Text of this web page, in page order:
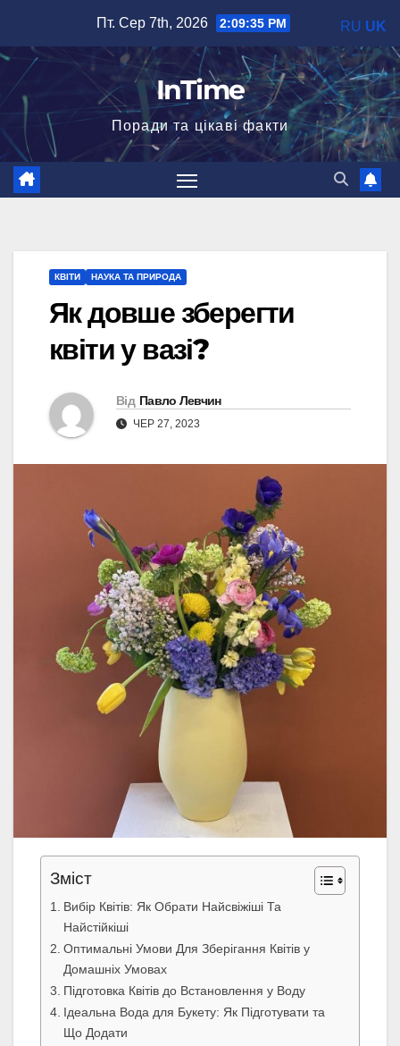
вмісту
Пт. Сер 7th, 2026 2:09:36 PM
InTime
Поради та цікаві факти
КВІТИ НАУКА ТА ПРИРОДА
Як довше зберегти
квіти у вазі?
Від Павло Левчин
ЧЕР 27, 2023
Зміст
Вибір Квітів: Як Обрати Найсвіжіші Та
Найстійкіші
Оптимальні Умови Для Зберігання Квітів у
Домашніх Умовах
Підготовка Квітів до Встановлення у Воду
Ідеальна Вода для Букету: Як Підготувати та
Що Додати
RU UK